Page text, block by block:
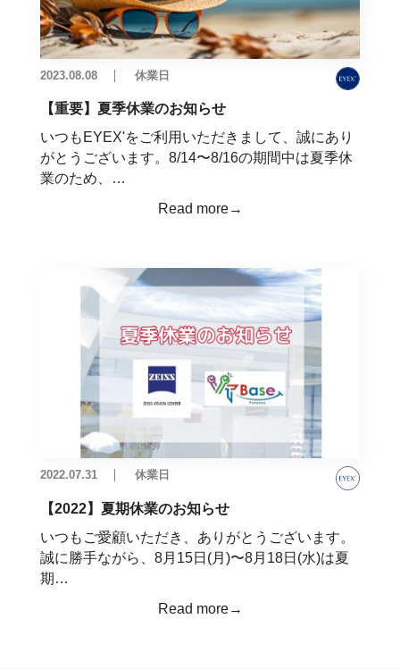
2023.08.08 休業日
【重要】夏季休業のお知らせ
いつもEYEX'をご利用いただきまして、誠にあり
がとうございます。8/14〜8/16の期間中は夏季休
業のため、…
Read more→
2022.07.31 休業日
【2022】夏期休業のお知らせ
いつもご愛顧いただき、ありがとうございます。
誠に勝手ながら、8月15日(月)〜8月18日(水)は夏
期…
Read more→